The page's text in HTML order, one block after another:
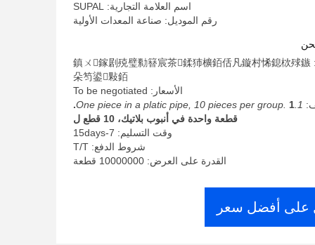
اسم العلامة التجارية: SUPAL
رقم الموديل: صناعة المعدات الأولية
الحد الأدنى لكمية: 鎮ㄨ鎵剧殑璧勬簮宸茶鍒犻櫎銆佸凡鏇村悕鎴栨殏鏃
朵笉鍙敤銆
الأسعار: To be negotiated
1.One piece in a platic pipe, 10 pieces per group.
1.
قطعة واحدة في أنبوب بلاتيك، 10 قطع ل
وقت التسليم: 7-15days
شروط الدفع: T/T
القدرة على العرض: 10000000 قطعة
على أفضل سعر